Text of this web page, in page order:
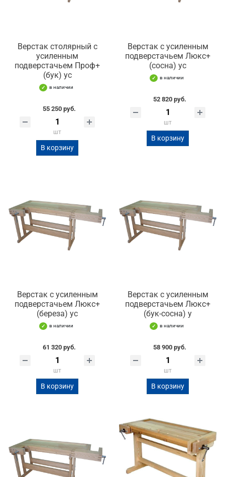
Верстак столярный с
усиленным
подверстачьем Проф+
(бук) ус
в наличии
55 250 руб.
шт
В корзину
Верстак с усиленным
подверстачьем Люкс+
(сосна) ус
в наличии
52 820 руб.
шт
В корзину
Верстак с усиленным
подверстачьем Люкс+
(береза) ус
в наличии
61 320 руб.
шт
В корзину
Верстак с усиленным
подверстачьем Люкс+
(бук-сосна) у
в наличии
58 900 руб.
шт
В корзину